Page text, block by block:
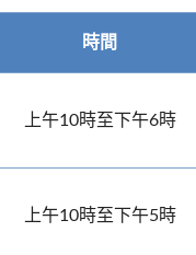
時間
上午10時至下午6時
上午10時至下午5時